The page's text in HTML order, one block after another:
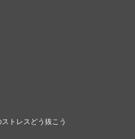
トレスどう抜こう